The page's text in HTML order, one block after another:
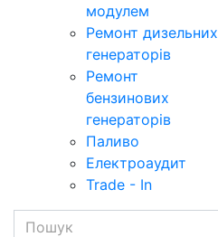
модулем
Ремонт дизельних
генераторів
Ремонт
бензинових
генераторів
Паливо
Електроаудит
Trade - In